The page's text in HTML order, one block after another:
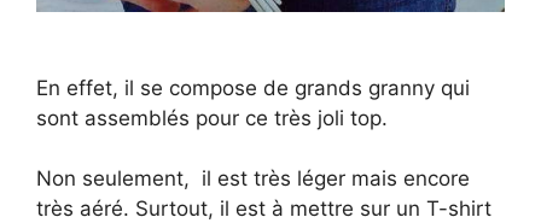
En effet, il se compose de grands granny qui
sont assemblés pour ce très joli top.
Non seulement, il est très léger mais encore
très aéré. Surtout, il est à mettre sur un T-shirt